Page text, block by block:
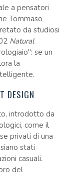
a pensatori
Tommaso
da studiosi
Natural
se un
la
DESIGN
introdotto da
come il
privati di una
stati
casuali.
del